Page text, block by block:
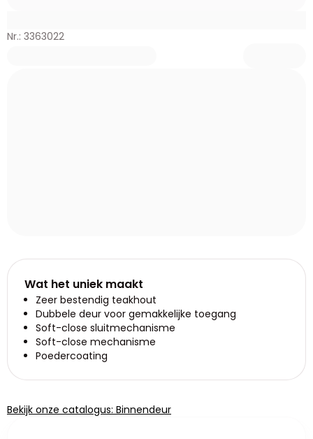
Nr.: 3363022
Wat het uniek maakt
Zeer bestendig teakhout
Dubbele deur voor gemakkelijke toegang
Soft-close sluitmechanisme
Soft-close mechanisme
Poedercoating
Bekijk onze catalogus: Binnendeur